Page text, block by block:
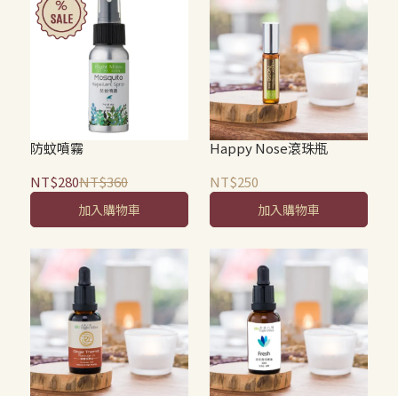
防蚊噴霧
NT$280NT$360
加入購物車
Happy Nose滾珠瓶
NT$250
加入購物車